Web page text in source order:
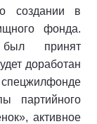
создании в
фонда.
был принят
доработан
партийного
активное